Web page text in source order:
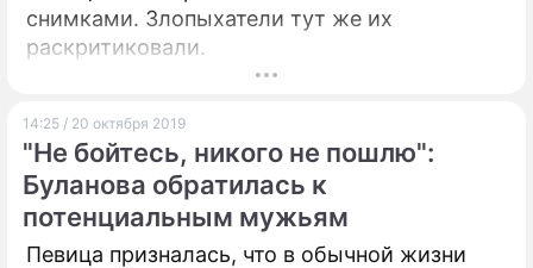
снимками. Злопыхатели тут же их
раскритиковали.
14:25 / 20 октября 2019
"Не бойтесь, никого не пошлю":
Буланова обратилась к
потенциальным мужьям
Певица призналась, что в обычной жизни